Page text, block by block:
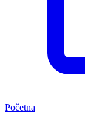
Početna